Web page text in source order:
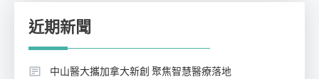
近期新聞
中山醫大攜加拿大新創 聚焦智慧醫療落地